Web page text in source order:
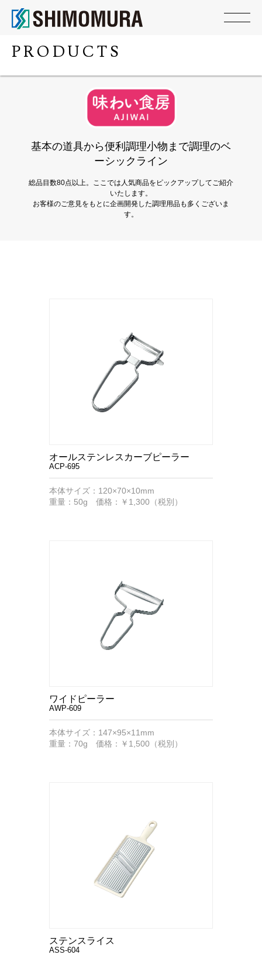
PRODUCTS
基本の道具から便利調理小物まで調理のベ
ーシックライン
総品目数80点以上。ここでは人気商品をピックアップしてご紹介
いたします。
お客様のご意見をもとに企画開発した調理用品も多くございま
す。
オールステンレスカーブピーラー
ACP-695
本体サイズ：120×70×10mm
重量：50g 価格：￥1,300（税別）
ワイドピーラー
AWP-609
本体サイズ：147×95×11mm
重量：70g 価格：￥1,500（税別）
ステンスライス
ASS-604